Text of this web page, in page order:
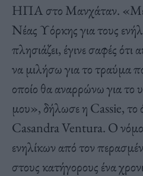
ΗΠΑ στο Μανχάταν. «Με
Νέας Υόρκης για τους
πλησιάζει, έγινε σαφές ότι
να μιλήσω για το τραύμα
οποίο θα αναρρώνω για το
μου», δήλωσε η Cassie, το
Casandra Ventura. Ο
ενηλίκων από τον
στους κατήγορους ένα